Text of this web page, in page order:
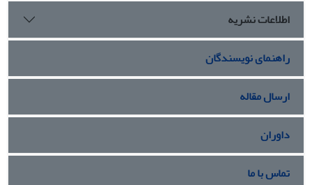
اطلاعات نشریه
راهنمای نویسندگان
ارسال مقاله
داوران
تماس با ما